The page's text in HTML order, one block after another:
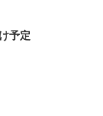
予定